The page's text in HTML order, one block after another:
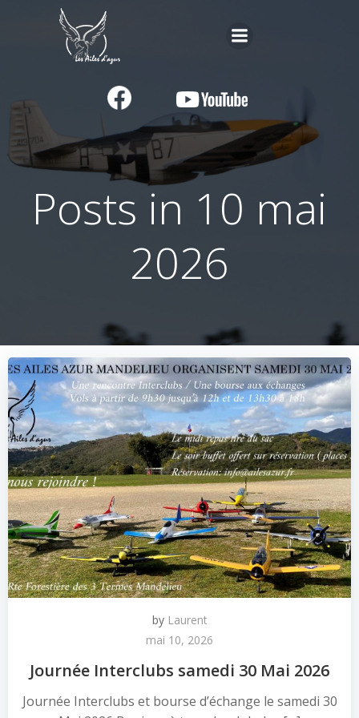
Posts in 10 mai
2026
by Laurent
mai 10, 2026
Journée Interclubs samedi 30 Mai 2026
Journée Interclubs et bourse d’échange le samedi 30